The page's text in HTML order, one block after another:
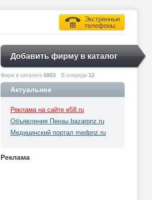
Экстренные
телефоны
Добавить фирму в каталог
Фирм в каталоге 6803 В очереди 12
Актуальное
Реклама на сайте e58.ru
Объявления Пензы bazarpnz.ru
Медицинский портал medpnz.ru
Реклама